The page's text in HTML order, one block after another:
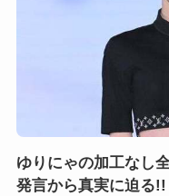
ゆりにゃの加工なし
発言から真実に迫る!!